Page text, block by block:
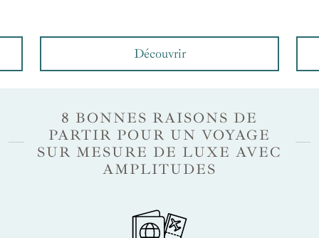
Découvrir
8 BONNES RAISONS DE
PARTIR POUR UN VOYAGE
SUR MESURE DE LUXE AVEC
AMPLITUDES